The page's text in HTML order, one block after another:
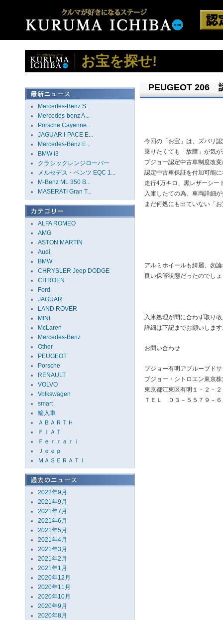
お宝を探せ!
Mercedes-Benz S...
Mercedes-benz A...
Porsche Cayenne...
JAGUAR I-PACE E...
Mercedes-Benz E...
BMW i3
クラシックレンジローバー
メルセデス・ベンツ EQC 1...
M-Benz ML 350 B...
MASERATI Gran T...
ALFA ROMEO
AMG
ASTON MARTIN
Audi
BMW
CHRYSLER Jeep DODGE
CITROEN
Ford
JAGUAR
LAND ROVER
MINI
McLaren
Mercedes-Benz
Other
PEUGEOT
Porsche
RENAULT
VOLVO
Volkswagen
smart
輸入車
ＡＢＡＲＴＨ
ＦＩＡＴ
Ｆｅｒｒａｒｉ
Ｊｅｅｐ
ＭＡＳＥＲＡＴＩ
2022年9月
2021年9月
2021年7月
2021年6月
2021年5月
2021年4月
2021年3月
2021年2月
2021年1月
2020年12月
2020年11月
2020年10月
2020年9月
2020年8月
PEUGEOT 206
今回の「お宝」は、ズバリ
乗りたくても「故障」が気
プジョー認定中古車制度改
認定中古車保証を付加可能
走行4万キロ、黒レザーシー
入庫したての為、車両詳細
まだ何処にも出ていない「
アルミホイールも綺麗、勿
良い保管状態だったのでし
入庫処理が間に合わず取り
詳細は下記までお願いしま
お問い合わせ
プジョー有明アプルーブド
プジョー・シトロエン東京
東京都江東区有明１－２－
ＴＥＬ ０３－５５７９－６